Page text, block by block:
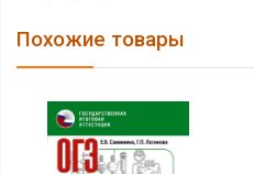
Похожие товары